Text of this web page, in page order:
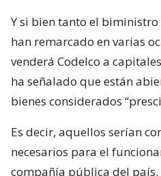
Y si bien tanto el
han remarcado en varias
venderá Codelco a
ha señalado que están
bienes considerados
Es decir, aquellos serían
necesarios para el
compañía pública del país.